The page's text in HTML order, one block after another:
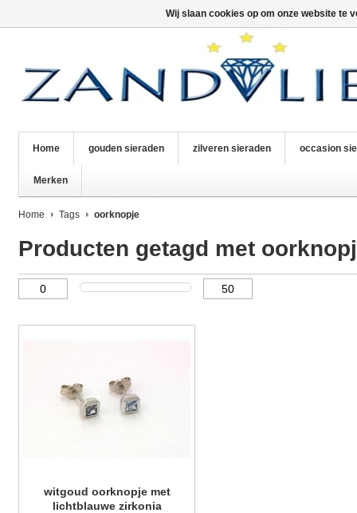
Home gouden sieraden zilveren sieraden occasion
Merken
Home Tags oorknopje
Producten getagd met
witgoud oorknopje met
lichtblauwe zirkonia
Wij slaan cookies op om onze website te